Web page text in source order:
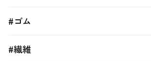
#ゴム
#繊維